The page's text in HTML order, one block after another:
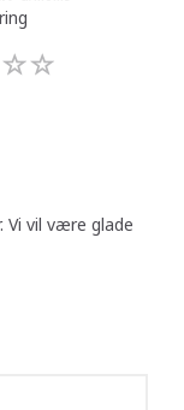
Vi vil være glade